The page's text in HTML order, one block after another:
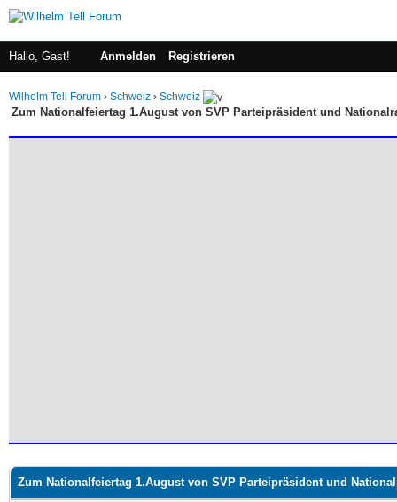
Hallo, Gast! Anmelden Registrieren
Wilhelm Tell Forum › Schweiz › Schweiz
Zum Nationalfeiertag 1.August von SVP Parteipräsident und
Zum Nationalfeiertag 1.August von SVP Parteipräsident und